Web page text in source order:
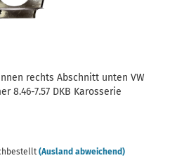
rechts Abschnitt unten VW
8.46-7.57 DKB Karosserie
(Ausland abweichend)